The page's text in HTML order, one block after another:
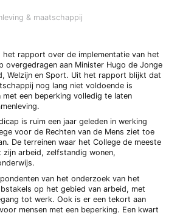
& maatschappij
het rapport over de implementatie van het
overgedragen aan Minister Hugo de Jonge
Welzijn en Sport. Uit het rapport blijkt dat
nog lang niet voldoende is
met een beperking volledig te laten
is ruim een jaar geleden in werking
voor de Rechten van de Mens ziet toe
De terreinen waar het College de meeste
zijn arbeid, zelfstandig wonen,
van het onderzoek van het
op het gebied van arbeid, met
tot werk. Ook is er een tekort aan
mensen met een beperking. Een kwart